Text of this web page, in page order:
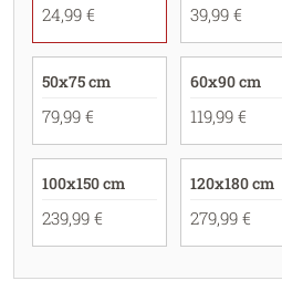
24,99 € 39,99 €
50x75 cm
79,99 €
60x90 cm
119,99 €
100x150 cm
239,99 €
120x180 cm
279,99 €